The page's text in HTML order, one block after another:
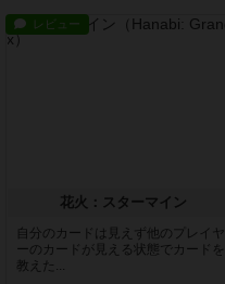
レビュー
花火：スターマイン
自分のカードは見えず他のプレイヤ
ーのカードが見える状態でカードを
教えた...